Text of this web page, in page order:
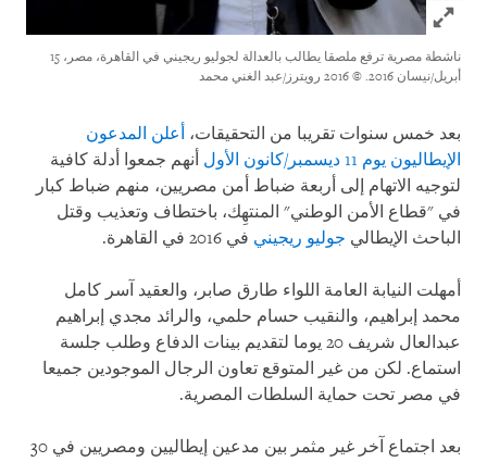
Click to expand
ناشطة مصرية ترفع ملصقا يطالب بالعدالة لجوليو ريجيني في القاهرة، مصر، 15
نيسان 2016.
© 2016 رويترز/عبد الغني محمد
خمس سنوات تقريبا من التحقيقات،أعلن المدعون
يوم 11 ديسمبر/كانون الأول
أنهم جمعوا أدلة كافية
الاتهام إلى أربعة ضباط أمن مصريين، منهم ضباط كبار
الأمن الوطني" المنتهِك، باختطاف وتعذيب وقتل
الإيطاليجوليو ريجيني في 2016 في القاهرة.
النيابة العامة اللواء طارق صابر، والعقيد آسر كامل
إبراهيم، والنقيب حسام حلمي، والرائد مجدي إبراهيم
عبدالعال شريف 20 يوما لتقديم بينات الدفاع وطلب جلسة
لكن من غير المتوقع تعاون الرجال الموجودين جميعا
مصر تحت حماية السلطات المصرية.
بعد اجتماع آخر غير مثمر بين مدعين إيطاليين ومصريين في 30